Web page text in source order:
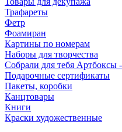
Трафареты
Фетр
Фоамиран
Картины по номерам
Наборы для творчества
Собрали для тебя Артбоксы
Подарочные сертификаты
Пакеты, коробки
Канцтовары
Книги
Краски художественные